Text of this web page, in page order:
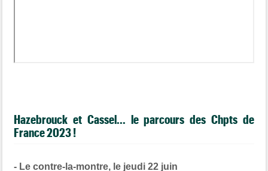
Hazebrouck et Cassel... le parcours des Chpts de
France 2023 !
- Le contre-la-montre, le jeudi 22 juin